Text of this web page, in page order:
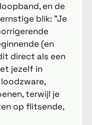
en de
blik: "Je
(en
direct als een
jezelf in
terwijl je
op flitsende,